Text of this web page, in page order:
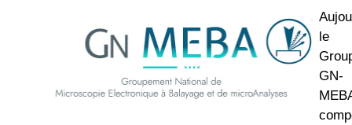
le
GN-